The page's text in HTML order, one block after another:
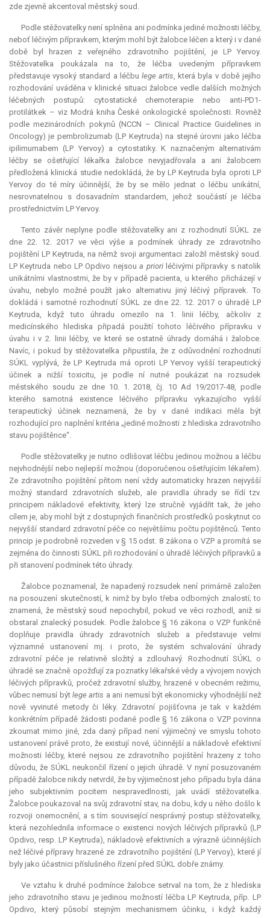
zde zjevně akcentoval městský soud.
Podle stěžovatelky není splněna ani podmínka jediné možnosti léčby,
neboť léčivým přípravkem, kterým mohl být žalobce léčen a který i v dané
době byl hrazen z veřejného zdravotního pojištění, je LP Yervoy.
Stěžovatelka poukázala na to, že léčba uvedeným přípravkem
představuje vysoký standard a léčbu lege artis, která byla v době jejího
rozhodování uváděna v klinické situaci žalobce vedle dalších možných
léčebných postupů: cytostatické chemoterapie nebo anti-PD1-
protilátkek – viz Modrá kniha České onkologické společnosti. Rovněž
podle mezinárodních pokynů (NCCN – Clinical Practice Guidelines in
Oncology) je pembrolizumab (LP Keytruda) na stejné úrovni jako léčba
ipilimumabem (LP Yervoy) a cytostatiky. K naznačeným alternativám
léčby se ošetřující lékařka žalobce nevyjadřovala a ani žalobcem
předložená klinická studie nedokládá, že by LP Keytruda byla oproti LP
Yervoy do té míry účinnější, že by se mělo jednat o léčbu unikátní,
nesrovnatelnou s dosavadním standardem, jehož součástí je léčba
prostřednictvím LP Yervoy.
Tento závěr neplyne podle stěžovatelky ani z rozhodnutí SÚKL ze
dne 22. 12. 2017 ve věci výše a podmínek úhrady ze zdravotního
pojištění LP Keytruda, na němž svoji argumentaci založil městský soud.
LP Keytruda nebo LP Opdivo nejsoua prioriléčivými přípravky s natolik
unikátními vlastnostmi, že by v případě pacienta, u kterého přicházejí v
úvahu, nebylo možné použít jako alternativu jiný léčivý přípravek. To
dokládá i samotné rozhodnutí SÚKL ze dne 22. 12. 2017 o úhradě LP
Keytruda, když tuto úhradu omezilo na 1. linii léčby, ačkoliv z
medicínského hlediska připadá použití tohoto léčivého přípravku v
úvahu i v 2. linii léčby, ve které se ostatně úhrady domáhá i žalobce.
Navíc, i pokud by stěžovatelka připustila, že z odůvodnění rozhodnutí
SÚKL vyplývá, že LP Keytruda má oproti LP Yervoy vyšší terapeutický
účinek a nižší toxicitu, je podle ní nutné poukázat na rozsudek
městského soudu ze dne 10. 1. 2018, čj. 10 Ad 19/2017-48, podle
kterého samotná existence léčivého přípravku vykazujícího vyšší
terapeutický účinek neznamená, že by v dané indikaci měla být
rozhodující pro naplnění kritéria „jediné možnosti z hlediska zdravotního
stavu pojištěnce“.
Podle stěžovatelky je nutno odlišovat léčbu jedinou možnou a léčbu
nejvhodnější nebo nejlepší možnou (doporučenou ošetřujícím lékařem).
Ze zdravotního pojištění přitom není vždy automaticky hrazen nejvyšší
možný standard zdravotních služeb, ale pravidla úhrady se řídí tzv.
principem nákladové efektivity, který lze stručně vyjádřit tak, že jeho
cílem je, aby mohl být z dostupných finančních prostředků poskytnut co
nejvyšší standard zdravotní péče co největšímu počtu pojištěnců. Tento
princip je podrobně rozveden v § 15 odst. 8 zákona o VZP a promítá se
zejména do činnosti SÚKL při rozhodování o úhradě léčivých přípravků a
při stanovení podmínek této úhrady.
Žalobce poznamenal, že napadený rozsudek není primárně založen
na posouzení skutečností, k nimž by bylo třeba odborných znalostí; to
znamená, že městský soud nepochybil, pokud ve věci rozhodl, aniž si
obstaral znalecký posudek. Podle žalobce § 16 zákona o VZP funkčně
doplňuje pravidla úhrady zdravotních služeb a představuje velmi
významné ustanovení mj. i proto, že systém schvalování úhrady
zdravotní péče je relativně složitý a zdlouhavý. Rozhodnutí SÚKL o
úhradě se značně opožďují za poznatky lékařské vědy a vývojem nových
léčivých přípravků, pročež zdravotní služby, hrazené v obecném režimu,
vůbec nemusí býtlege artis a ani nemusí být ekonomicky výhodnější než
nově vyvinuté metody či léky. Zdravotní pojišťovna je tak v každém
konkrétním případě žádosti podané podle § 16 zákona o VZP povinna
zkoumat mimo jiné, zda daný případ není výjimečný ve smyslu tohoto
ustanovení právě proto, že existují nové, účinnější a nákladově efektivní
možnosti léčby, které nejsou ze zdravotního pojištění hrazeny z toho
důvodu, že SÚKL neukončil řízení o jejich úhradě. V nyní posuzovaném
případě žalobce nikdy netvrdil, že by výjimečnost jeho případu byla dána
jeho subjektivním pocitem nespravedlnosti, jak uvádí stěžovatelka.
Žalobce poukazoval na svůj zdravotní stav, na dobu, kdy u něho došlo k
rozvoji onemocnění, a s tím související nesprávný postup stěžovatelky,
která nezohlednila informace o existenci nových léčivých přípravků (LP
Opdivo, resp. LP Keytruda), nákladově efektivních a výrazně účinnějších
než léčivé přípravy hrazené ze zdravotního pojištění (LP Yervoy), které jí
byly jako účastnici příslušného řízení před SÚKL dobře známy.
Ve vztahu k druhé podmínce žalobce setrval na tom, že z hlediska
jeho zdravotního stavu je jedinou možností léčba LP Keytruda, příp. LP
Opdivo, který působí stejným mechanismem účinku, i když každý